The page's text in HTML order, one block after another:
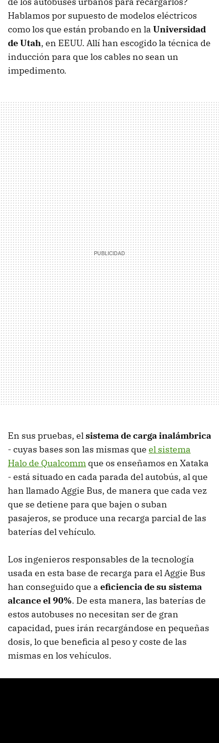
Hablamos por supuesto de modelos eléctricos
como los que están probando en la Universidad
de Utah, en EEUU. Allí han escogido la técnica de
inducción para que los cables no sean un
impedimento.
En sus pruebas, elsistema de carga inalámbrica
- cuyas bases son las mismas que el sistema
Halo de Qualcomm que os enseñamos en Xataka
- está situado en cada parada del autobús, al que
han llamado Aggie Bus, de manera que cada vez
que se detiene para que bajen o suban
pasajeros, se produce una recarga parcial de las
baterías del vehículo.
Los ingenieros responsables de la tecnología
usada en esta base de recarga para el Aggie Bus
han conseguido que a eficiencia de su sistema
alcance el 90%. De esta manera, las baterías de
estos autobuses no necesitan ser de gran
capacidad, pues irán recargándose en pequeñas
dosis, lo que beneficia al peso y coste de las
mismas en los vehículos.